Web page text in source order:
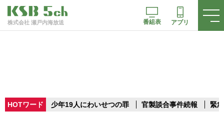
株式会社 瀬戸内海放送 番組表 アプリ
HOTワード 少年19人にわいせつの罪 官製談合事件続報 緊